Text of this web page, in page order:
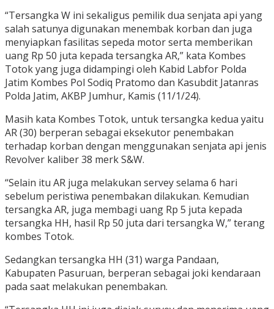
“Tersangka W ini sekaligus pemilik dua senjata api yang
salah satunya digunakan menembak korban dan juga
menyiapkan fasilitas sepeda motor serta memberikan
uang Rp 50 juta kepada tersangka AR,” kata Kombes
Totok yang juga didampingi oleh Kabid Labfor Polda
Jatim Kombes Pol Sodiq Pratomo dan Kasubdit Jatanras
Polda Jatim, AKBP Jumhur, Kamis (11/1/24).
Masih kata Kombes Totok, untuk tersangka kedua yaitu
AR (30) berperan sebagai eksekutor penembakan
terhadap korban dengan menggunakan senjata api jenis
Revolver kaliber 38 merk S&W.
“Selain itu AR juga melakukan servey selama 6 hari
sebelum peristiwa penembakan dilakukan. Kemudian
tersangka AR, juga membagi uang Rp 5 juta kepada
tersangka HH, hasil Rp 50 juta dari tersangka W,” terang
kombes Totok.
Sedangkan tersangka HH (31) warga Pandaan,
Kabupaten Pasuruan, berperan sebagai joki kendaraan
pada saat melakukan penembakan.